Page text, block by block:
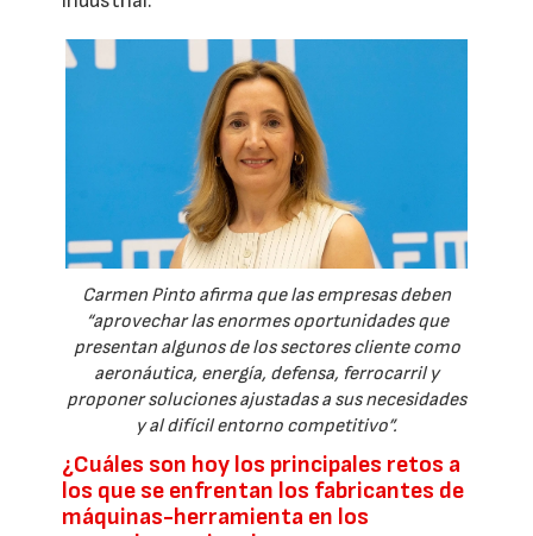
Carmen Pinto afirma que las empresas deben
“aprovechar las enormes oportunidades que
presentan algunos de los sectores cliente como
aeronáutica, energía, defensa, ferrocarril y
proponer soluciones ajustadas a sus necesidades
y al difícil entorno competitivo”.
¿Cuáles son hoy los principales retos a
los que se enfrentan los fabricantes de
máquinas-herramienta en los